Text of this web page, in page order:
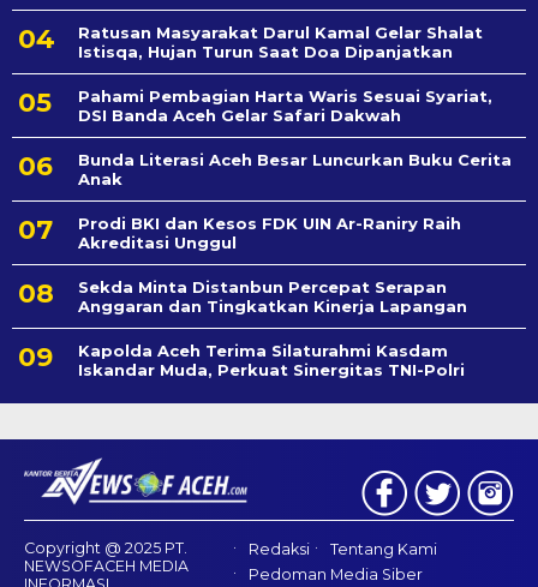
Ratusan Masyarakat Darul Kamal Gelar Shalat
Istisqa, Hujan Turun Saat Doa Dipanjatkan
Pahami Pembagian Harta Waris Sesuai Syariat,
DSI Banda Aceh Gelar Safari Dakwah
Bunda Literasi Aceh Besar Luncurkan Buku Cerita
Anak
Prodi BKI dan Kesos FDK UIN Ar-Raniry Raih
Akreditasi Unggul
Sekda Minta Distanbun Percepat Serapan
Anggaran dan Tingkatkan Kinerja Lapangan
Kapolda Aceh Terima Silaturahmi Kasdam
Iskandar Muda, Perkuat Sinergitas TNI-Polri
Copyright @ 2025 PT.
NEWSOFACEH MEDIA
Redaksi
Tentang Kami
Pedoman Media Siber